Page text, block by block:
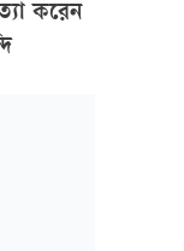
করেন